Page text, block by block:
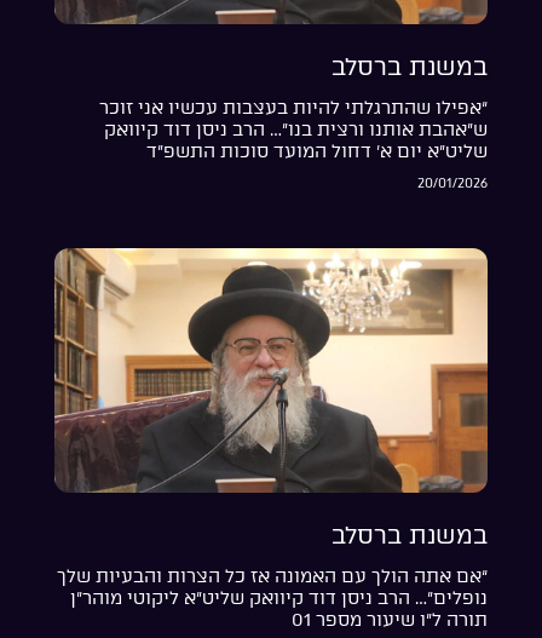
במשנת ברסלב
“אפילו שהתרגלתי להיות בעצבות עכשיו אני זוכר
ש”אהבת אותנו ורצית בנו”… הרב ניסן דוד קיוואק
שליט”א יום א’ דחול המועד סוכות התשפ”ד
20/01/2026
במשנת ברסלב
“אם אתה הולך עם האמונה אז כל הצרות והבעיות שלך
נופלים”… הרב ניסן דוד קיוואק שליט”א ליקוטי מוהר”ן
תורה ל”ו שיעור מספר 01